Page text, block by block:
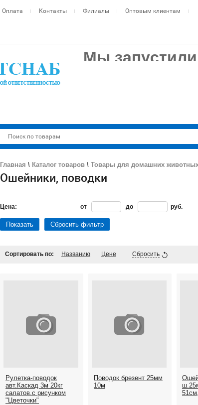
Оплата Контакты Филиалы Оптовым клиентам
Мы
Главная \ Каталог товаров \ Товары для домашних
Ошейники, поводки
Цена: от до руб.
Показать Сбросить фильтр
Сортировать по: Названию Цене Сбросить
Рулетка-поводок
авт.Каскад 3м 20кг
салатов.с рисунком
"Цветочки"
Поводок брезент 25мм
10м